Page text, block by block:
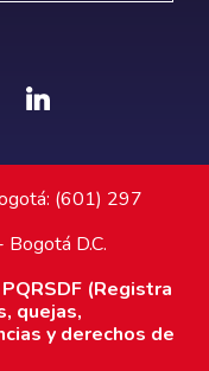
(601) 297
D.C.
PQRSDF (Registra
quejas,
y derechos de